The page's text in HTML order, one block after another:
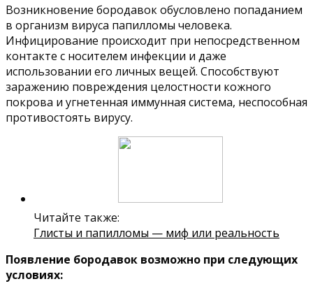
Возникновение бородавок обусловлено попаданием
в организм вируса папилломы человека.
Инфицирование происходит при непосредственном
контакте с носителем инфекции и даже
использовании его личных вещей. Способствуют
заражению повреждения целостности кожного
покрова и угнетенная иммунная система, неспособная
противостоять вирусу.
Читайте также:
Глисты и папилломы — миф или реальность
Появление бородавок возможно при следующих
условиях: